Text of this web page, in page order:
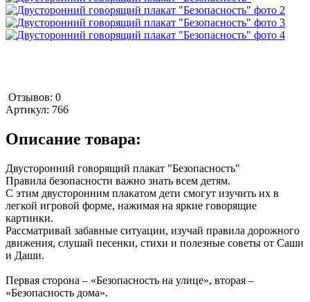
Отзывов: 0
Артикул: 766
Описание товара:
Двусторонний говорящий плакат "Безопасность"
Правила безопасности важно знать всем детям.
С этим двусторонним плакатом дети смогут изучить их в
легкой игровой форме, нажимая на яркие говорящие
картинки.
Рассматривай забавные ситуации, изучай правила дорожного
движения, слушай песенки, стихи и полезные советы от Саши
и Даши.
Первая сторона – «Безопасность на улице», вторая –
«Безопасность дома».